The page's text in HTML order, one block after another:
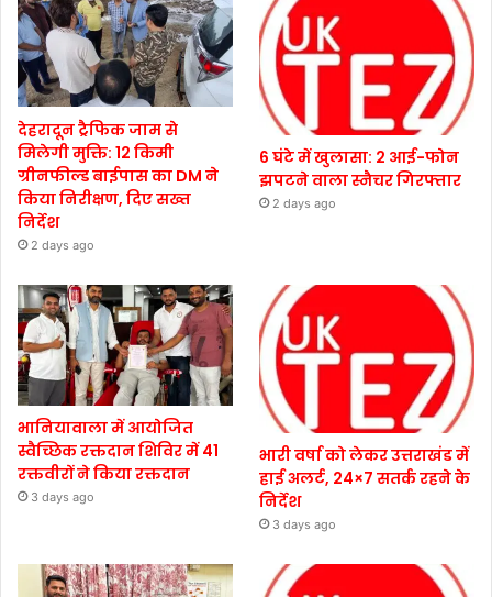
देहरादून ट्रैफिक जाम से
मिलेगी मुक्ति: 12 किमी
ग्रीनफील्ड बाईपास का DM ने
किया निरीक्षण, दिए सख्त
निर्देश
2 days ago
6 घंटे में खुलासा: 2 आई-फोन
झपटने वाला स्नैचर गिरफ्तार
2 days ago
भानियावाला में आयोजित
स्वैच्छिक रक्तदान शिविर में 41
रक्तवीरों ने किया रक्तदान
3 days ago
भारी वर्षा को लेकर उत्तराखंड में
हाई अलर्ट, 24×7 सतर्क रहने के
निर्देश
3 days ago